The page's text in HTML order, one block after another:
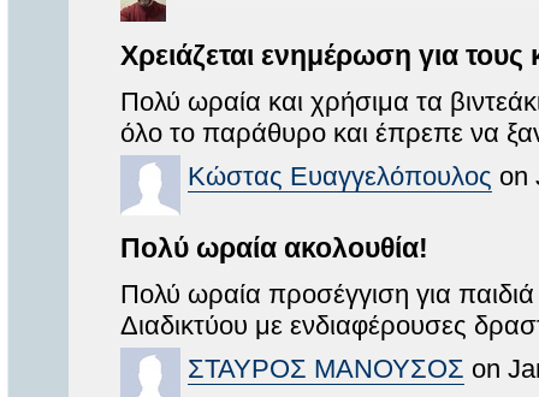
Χρειάζεται ενημέρωση για
Πολύ ωραία και χρήσιμα τα
όλο το παράθυρο και έπρεπε να
Κώστας Ευαγγελόπουλος on
Πολύ ωραία ακολουθία!
Πολύ ωραία προσέγγιση για
Διαδικτύου με ενδιαφέρουσες
ΣΤΑΥΡΟΣ ΜΑΝΟΥΣΟΣ on